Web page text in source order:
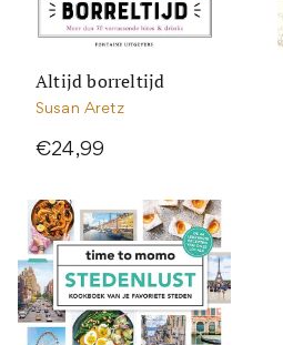
Altijd borreltijd
Susan Aretz
€24,99